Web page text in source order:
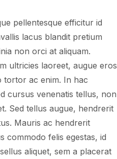
pellentesque efficitur id
lacus blandit pretium
non orci at aliquam.
ultricies laoreet, augue eros
tortor ac enim. In hac
cursus venenatis tellus, non
Sed tellus augue, hendrerit
Mauris ac hendrerit
commodo felis egestas, id
aliquet, sem a placerat